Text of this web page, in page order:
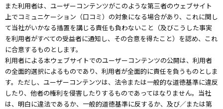
また利用者は、ユーザーコンテンツがこのような第三者のウェブサイト
上でコミュニケーション（口コミ）の対象になる場合があり、これに関し
て当社がいかなる措置を講じる責任も負わないこと（及びこうした事実
を利用者がすべての受益者に通知し、その合意を得たこと）を認め、これ
に合意するものとします。
利用者による本ウェブサイトでのユーザーコンテンツの公開は、利用者
の全面的選択によるものであり、利用者が全面的に責任を負うものとしま
す。ただし、ユーザーコンテンツは、法令または一般的な道徳基準に違反
したり、他者の権利を侵害したりするものであってはなりません。当社
は、明白に違法であるか、一般的道徳基準に反するか、及び／または第